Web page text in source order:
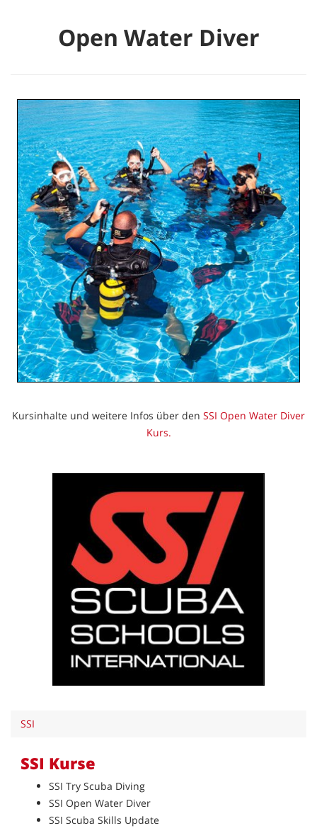
Open Water Diver
Kursinhalte und weitere Infos über den SSI Open Water Diver
Kurs.
SSI
SSI Kurse
SSI Try Scuba Diving
SSI Open Water Diver
SSI Scuba Skills Update